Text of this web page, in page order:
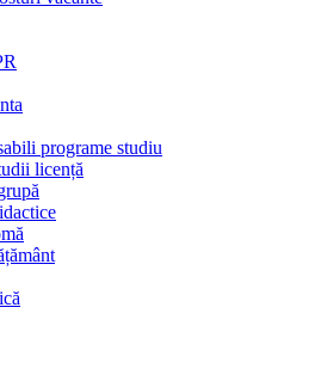
programe studiu
licență